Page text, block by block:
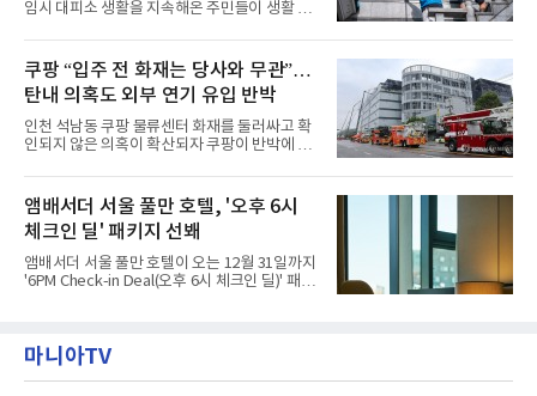
닛(Ambird Planet)과 계절별 플라워 연출로 사
라 극장을 모티브로 한 데코레이션으로 구성됐
다. 무대 공간 및 티켓 박스
임시 대피소 생활을 지속해온 주민들이 생활 터
필먼트서비스(CFS)가 지난 28일부터 화재 피해
주민을 대상으로 전문 출장 청소서비스 지원에
나섬으로써 본격적인 지역사회 복구 작업이 시
작된 것이다.대피소 주민 중심 청소 접수, 첫날
부터 2가구 지원 완료CFS는 신현초등학교, 신
현북초등학교, 신현여자중학교 등 인천 서해구
관내 임시 대피소 3곳에서 체류해온 화재 피해
민들의 호응 속에 CFS는 즉시 행동에 나섰다. 지
난 28일 오후 전문 청소업체와
쿠팡 “입주 전 화재는 당사와 무관”…
탄내 의혹도 외부 연기 유입 반박
인천 석남동 쿠팡 물류센터 화재를 둘러싸고 확
인되지 않은 의혹이 확산되자 쿠팡이 반박에 나
에 대해서는 외부 화재 연기 유입이라고 설명했
고, 2023년 같은 물류센터에서 발생한 화재에
대해서도 쿠팡 입주 전 공사 과정에서 벌어진 일
이라며 선을 그었다.쿠팡은 21일 인천 물류센터
내부에서 불이 타는 냄새가 났다는 의혹과 관련
해 “사실무근”이라는 입장을 밝혔다.회사 측은
“인근에서 지난 15일 다른 회사에서 발생한 대
것으로 확인됐다”고 설명했다.이어 “정확한 화
재 원인은 추후 조사될
앰배서더 서울 풀만 호텔, '오후 6시
체크인 딜' 패키지 선봬
앰배서더 서울 풀만 호텔이 오는 12월 31일까지
'6PM Check-in Deal(오후 6시 체크인 딜)' 패키
텔 측은 “퇴근 후 또는 주말 도심 속에서 짧지만
온전한 휴식을 원하는 고객들에게 특별한 경험
마니아TV